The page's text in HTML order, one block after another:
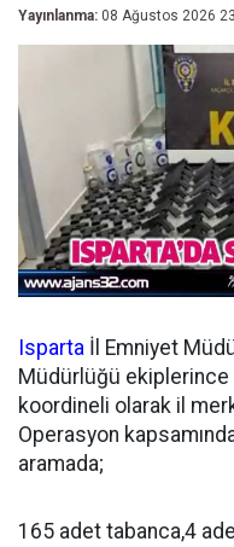
Yayınlanma: 08 Ağustos 2026
Isparta İl Emniyet
Müdürlüğü ekiplerince
koordineli olarak il
Operasyon
aramada;
165 adet tabanca,4